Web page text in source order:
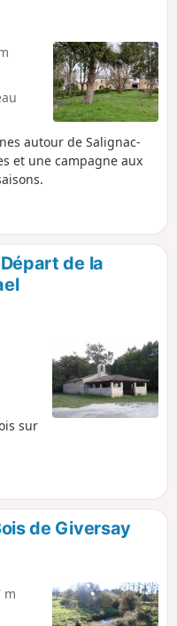
autour de Salignac-
et une campagne aux
de la
sur
de Giversay
m